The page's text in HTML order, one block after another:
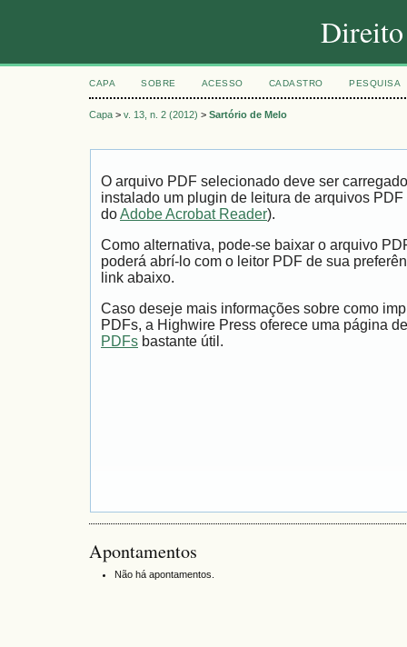
Direito
CAPA SOBRE ACESSO CADASTRO PESQUISA
Capa > v. 13, n. 2 (2012) > Sartório de Melo
O arquivo PDF selecionado deve ser
instalado um plugin de leitura de arquivos
doAdobe Acrobat Reader).
Como alternativa, pode-se baixar o arquivo
poderá abrí-lo com o leitor PDF de sua
link abaixo.
Caso deseje mais informações sobre como
PDFs, a Highwire Press oferece uma página
PDFs bastante útil.
Apontamentos
Não há apontamentos.